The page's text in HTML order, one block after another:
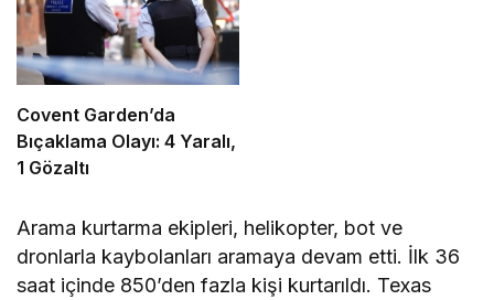
Covent Garden’da
Bıçaklama Olayı: 4 Yaralı,
1 Gözaltı
Arama kurtarma ekipleri, helikopter, bot ve
dronlarla kaybolanları aramaya devam etti. İlk 36
saat içinde 850’den fazla kişi kurtarıldı. Texas